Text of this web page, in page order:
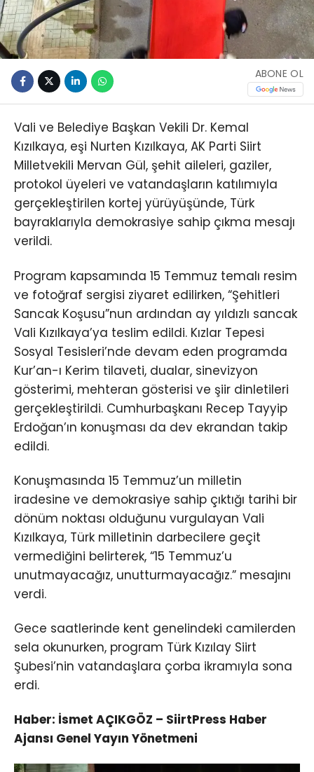
ABONE OL
Vali ve Belediye Başkan Vekili Dr. Kemal
Kızılkaya, eşi Nurten Kızılkaya, AK Parti Siirt
Milletvekili Mervan Gül, şehit aileleri, gaziler,
protokol üyeleri ve vatandaşların katılımıyla
gerçekleştirilen kortej yürüyüşünde, Türk
bayraklarıyla demokrasiye sahip çıkma mesajı
verildi.
Program kapsamında 15 Temmuz temalı resim
ve fotoğraf sergisi ziyaret edilirken, “Şehitleri
Sancak Koşusu”nun ardından ay yıldızlı sancak
Vali Kızılkaya’ya teslim edildi. Kızlar Tepesi
Sosyal Tesisleri’nde devam eden programda
Kur’an-ı Kerim tilaveti, dualar, sinevizyon
gösterimi, mehteran gösterisi ve şiir dinletileri
gerçekleştirildi. Cumhurbaşkanı Recep Tayyip
Erdoğan’ın konuşması da dev ekrandan takip
edildi.
Konuşmasında 15 Temmuz’un milletin
iradesine ve demokrasiye sahip çıktığı tarihi bir
dönüm noktası olduğunu vurgulayan Vali
Kızılkaya, Türk milletinin darbecilere geçit
vermediğini belirterek, “15 Temmuz’u
unutmayacağız, unutturmayacağız.” mesajını
verdi.
Gece saatlerinde kent genelindeki camilerden
sela okunurken, program Türk Kızılay Siirt
Şubesi’nin vatandaşlara çorba ikramıyla sona
erdi.
Haber: İsmet AÇIKGÖZ – SiirtPress Haber
Ajansı Genel Yayın Yönetmeni